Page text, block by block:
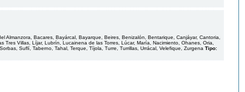
Almanzora, Bacares, Bayárcal, Bayarque, Beires, Benizalón, Bentarique, Canjáyar, Cantoria,
Villas, Líjar, Lubrín, Lucainena de las Torres, Lúcar, María, Nacimiento, Ohanes, Oria,
Suflí, Taberno, Tahal, Terque, Tíjola, Turre, Turrillas, Urrácal, Velefique, Zurgena Tipo: